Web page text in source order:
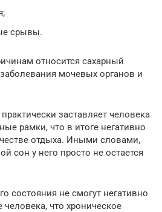
срывы.
относится сахарный
мочевых органов и
заставляет человека
рамки, что в итоге негативно
отдыха. Иными словами,
сон у него просто не остается
состояния не смогут негативно
человека, что хроническое